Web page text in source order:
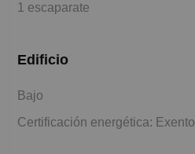
1 escaparate
Edificio
Bajo
Certificación energética: Exento